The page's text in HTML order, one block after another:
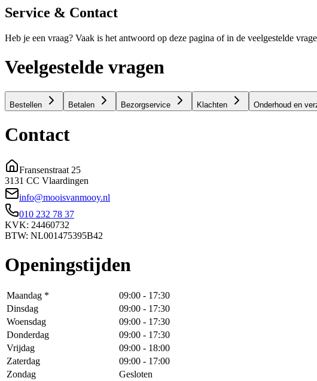
Service & Contact
Heb je een vraag? Vaak is het antwoord op deze pagina of in de veelgestelde
Veelgestelde vragen
Bestellen Betalen Bezorgservice Klachten Onderhoud en
Contact
Fransenstraat 25
3131 CC Vlaardingen
info@mooisvanmooy.nl
010 232 78 37
KVK: 24460732
BTW: NL001475395B42
Openingstijden
Maandag * 09:00 - 17:30
Dinsdag
09:00 - 17:30
Woensdag
09:00 - 17:30
Donderdag
09:00 - 17:30
Vrijdag
09:00 - 18:00
Zaterdag
09:00 - 17:00
Zondag
Gesloten